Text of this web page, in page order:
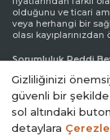
olduğunu ve ticari
veya herhangi bir
olası
Sorumluluk Reddi
gelir elde edebilir.
kanalları aracılığıyla
yönlendirilen reklam
sitede yer alır ve
sorumluluğundadır.
Gizliliğinizi
güvenli bir şekilde
sol altındaki
detaylara